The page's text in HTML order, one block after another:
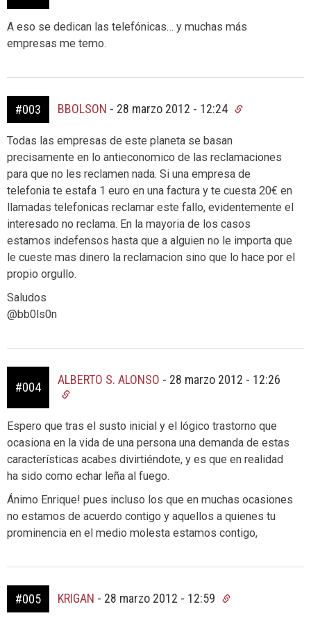
A eso se dedican las telefónicas… y muchas más
empresas me temo.
#003 BBOLSON - 28 marzo 2012 - 12:24
Todas las empresas de este planeta se basan
precisamente en lo antieconomico de las reclamaciones
para que no les reclamen nada. Si una empresa de
telefonia te estafa 1 euro en una factura y te cuesta 20€ en
llamadas telefonicas reclamar este fallo, evidentemente el
interesado no reclama. En la mayoria de los casos
estamos indefensos hasta que a alguien no le importa que
le cueste mas dinero la reclamacion sino que lo hace por el
propio orgullo.
Saludos
@bb0ls0n
#004
ALBERTO S. ALONSO - 28 marzo 2012 - 12:26
Espero que tras el susto inicial y el lógico trastorno que
ocasiona en la vida de una persona una demanda de estas
características acabes divirtiéndote, y es que en realidad
ha sido como echar leña al fuego.
Ánimo Enrique! pues incluso los que en muchas ocasiones
no estamos de acuerdo contigo y aquellos a quienes tu
prominencia en el medio molesta estamos contigo,
#005 KRIGAN - 28 marzo 2012 - 12:59